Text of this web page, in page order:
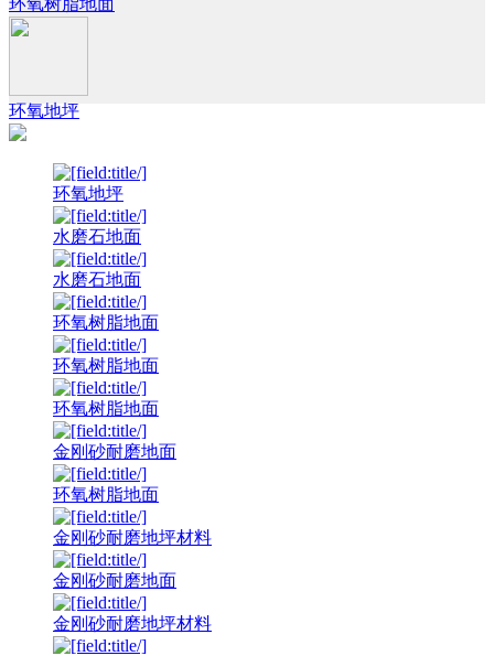
环氧树脂地面
环氧地坪
环氧地坪
水磨石地面
水磨石地面
环氧树脂地面
环氧树脂地面
环氧树脂地面
金刚砂耐磨地面
环氧树脂地面
金刚砂耐磨地坪材料
金刚砂耐磨地面
金刚砂耐磨地坪材料